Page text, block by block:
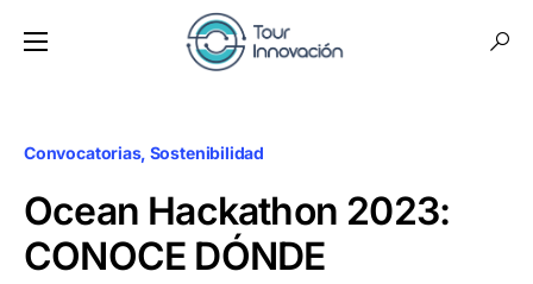
Convocatorias Sostenibilidad
Ocean Hackathon 2023:
CONOCE DÓNDE